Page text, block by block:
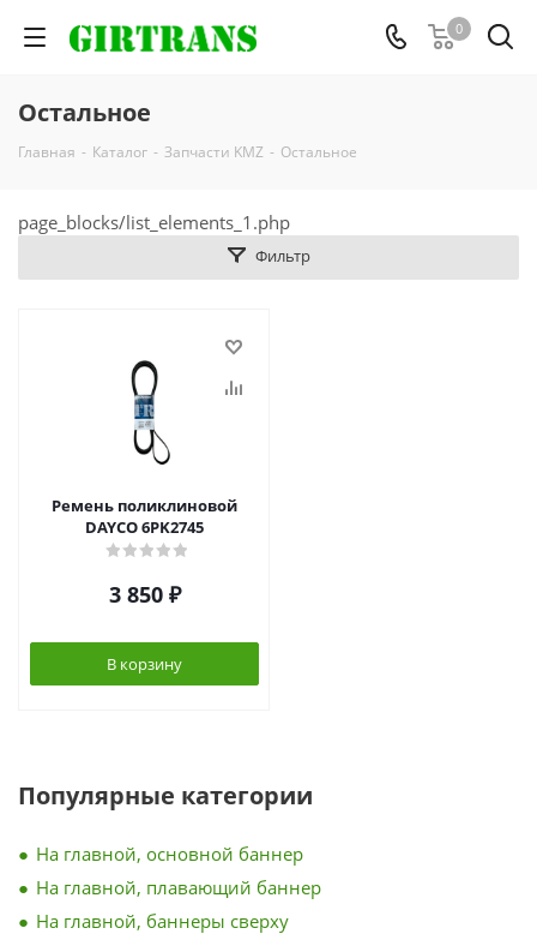
0
Остальное
Главная - Каталог - Запчасти KMZ - Остальное
page_blocks/list_elements_1.php
Фильтр
Ремень поликлиновой
DAYCO 6PK2745
3 850₽
В корзину
Популярные категории
На главной, основной баннер
На главной, плавающий баннер
На главной, баннеры сверху